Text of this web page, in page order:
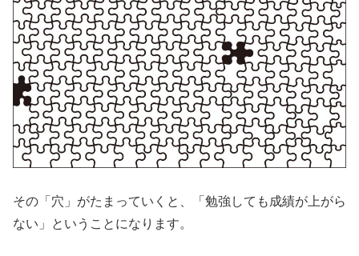
その「穴」がたまっていくと、「勉強しても成績が上がら
ない」ということになります。